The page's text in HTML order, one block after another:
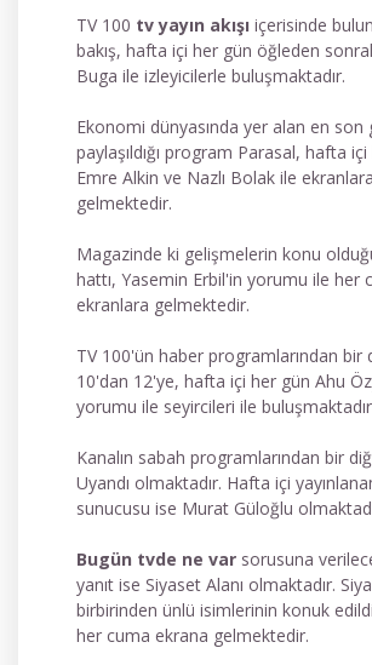
TV 100 tv yayın akışı içerisinde
bakış, hafta içi her gün öğleden
Buga ile izleyicilerle buluşmaktadır.
Ekonomi dünyasında yer alan en son
paylaşıldığı program Parasal, hafta
Emre Alkin ve Nazlı Bolak ile ekranlara
gelmektedir.
Magazinde ki gelişmelerin konu
hattı, Yasemin Erbil'in yorumu ile her
ekranlara gelmektedir.
TV 100'ün haber programlarından bir
10'dan 12'ye, hafta içi her gün Ahu
yorumu ile seyircileri ile
Kanalın sabah programlarından bir
Uyandı olmaktadır. Hafta içi
sunucusu ise Murat Güloğlu
Bugün tvde ne var sorusuna
yanıt ise Siyaset Alanı olmaktadır.
birbirinden ünlü isimlerinin konuk
her cuma ekrana gelmektedir.